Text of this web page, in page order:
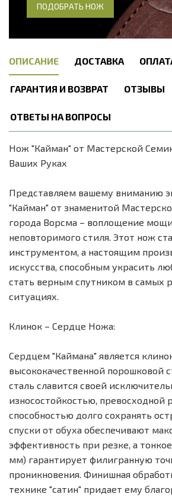
ПОДОБРАТЬ НОЖ
ОПИСАНИЕ ДОСТАВКА
ГАРАНТИЯ И ВОЗВРАТ ОТЗЫВЫ
ОТВЕТЫ НА ВОПРОСЫ
Нож "Кайман" от Мастерской
Ваших Руках
Представляем вашему вниманию
"Кайман" от знаменитой
города Ворсма – воплощение
неповторимого стиля. Этот нож
инструментом, а настоящим
искусства, способным украсить
стать верным спутником в самых
ситуациях.
Клинок – Сердце Ножа:
Сердцем "Каймана" является
высококачественной порошковой
сталь славится своей
износостойкостью, превосходной
способностью долго сохранять
спуски от обуха обеспечивают
эффективность при резке, а
мм) гарантирует филигранную
проникновения. Финишная
технике "сатин" придает ему